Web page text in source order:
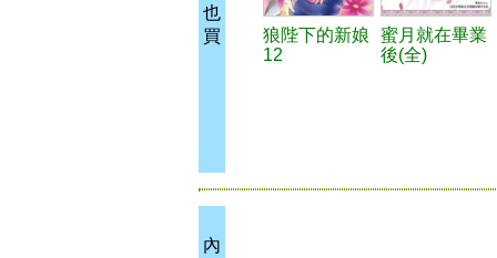
也
買
狼陛下的新娘
12
蜜月就在畢業
後(全)
內